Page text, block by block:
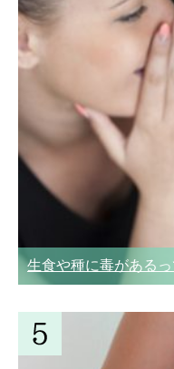
生食や種に毒がある